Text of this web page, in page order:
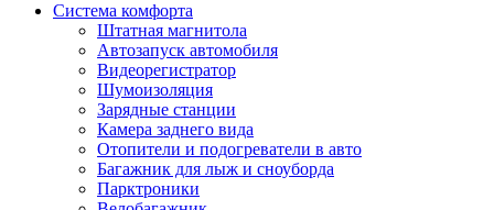
Система комфорта
Штатная магнитола
Автозапуск автомобиля
Видеорегистратор
Шумоизоляция
Зарядные станции
Камера заднего вида
Отопители и подогреватели в авто
Багажник для лыж и сноуборда
Парктроники